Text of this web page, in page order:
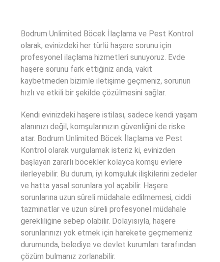
Bodrum Unlimited Böcek İlaçlama ve Pest Kontrol
olarak, evinizdeki her türlü haşere sorunu için
profesyonel ilaçlama hizmetleri sunuyoruz. Evde
haşere sorunu fark ettiğiniz anda, vakit
kaybetmeden bizimle iletişime geçmeniz, sorunun
hızlı ve etkili bir şekilde çözülmesini sağlar.
Kendi evinizdeki haşere istilası, sadece kendi yaşam
alanınızı değil, komşularınızın güvenliğini de riske
atar. Bodrum Unlimited Böcek İlaçlama ve Pest
Kontrol olarak vurgulamak isteriz ki, evinizden
başlayan zararlı böcekler kolayca komşu evlere
ilerleyebilir. Bu durum, iyi komşuluk ilişkilerini zedeler
ve hatta yasal sorunlara yol açabilir. Haşere
sorunlarına uzun süreli müdahale edilmemesi, ciddi
tazminatlar ve uzun süreli profesyonel müdahale
gerekliliğine sebep olabilir. Dolayısıyla, haşere
sorunlarınızı yok etmek için harekete geçmemeniz
durumunda, belediye ve devlet kurumları tarafından
çözüm bulmanız zorlanabilir.